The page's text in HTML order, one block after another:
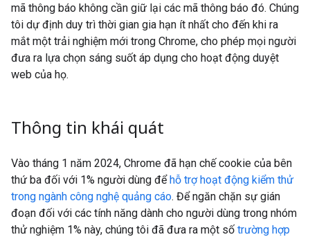
mã thông báo không cần giữ lại các mã thông báo đó. Chúng
tôi dự định duy trì thời gian gia hạn ít nhất cho đến khi ra
mắt một trải nghiệm mới trong Chrome, cho phép mọi người
đưa ra lựa chọn sáng suốt áp dụng cho hoạt động duyệt
web của họ.
Thông tin khái quát
Vào tháng 1 năm 2024, Chrome đã hạn chế cookie của bên
thứ ba đối với 1% người dùng đểhỗ trợ hoạt động kiểm thử
trong ngành công nghệ quảng cáo. Để ngăn chặn sự gián
đoạn đối với các tính năng dành cho người dùng trong nhóm
thử nghiệm 1% này, chúng tôi đã đưa ra một số trường hợp